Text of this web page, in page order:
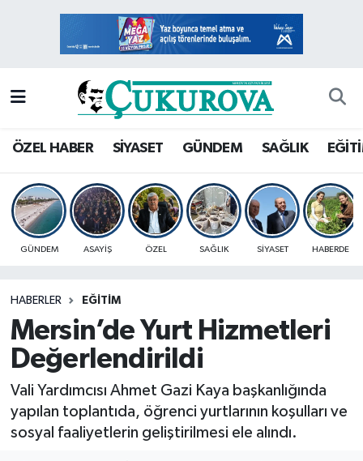
ÖZEL HABER SİYASET GÜNDEM SAĞLIK
GÜNDEM ASAYİŞ ÖZEL SAĞLIK SİYASET HABERDE
HABERLER EĞİTİM
Mersin’de Yurt Hizmetleri
Değerlendirildi
Vali Yardımcısı Ahmet Gazi Kaya başkanlığında
yapılan toplantıda, öğrenci yurtlarının koşulları ve
sosyal faaliyetlerin geliştirilmesi ele alındı.
Mersin Hava Durumu
Mersin Namaz Vakitleri
Mersin Trafik Yoğunluk Haritası
Süper Lig Puan Durumu ve Fikstür
Haber Arşivi